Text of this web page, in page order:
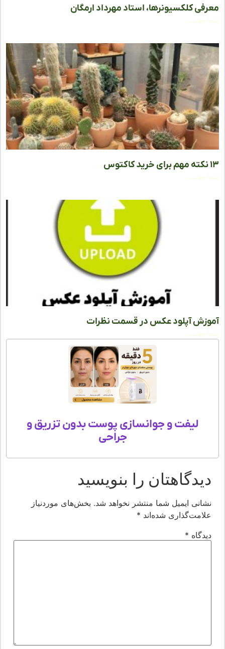
کلکسیونرها، استاد مهرداد ارمگان
مطلب »
مطلب »
آپلود عکس در قسمت نظرات
مطلب »
لیفت و جوانسازی پوست بدون تزریق و
جراحی
را بنویسید
ایمیل شما منتشر نخواهد شد. بخش‌های موردنیاز
شده‌اند*
*